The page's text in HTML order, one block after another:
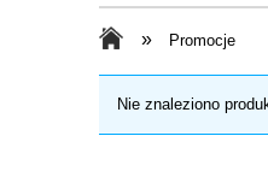
Reklamacja i
» Promocje
Nie znaleziono